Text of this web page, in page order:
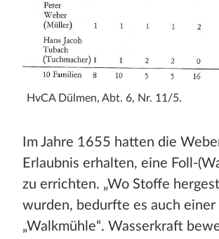
HvCA Dülmen, Abt. 6, Nr. 11/5.
Im Jahre 1655 hatten die
Erlaubnis erhalten, eine Foll-
zu errichten. „Wo Stoffe
wurden, bedurfte es auch einer
„Walkmühle“. Wasserkraft